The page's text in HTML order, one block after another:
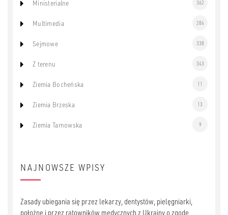
Ministerialne 362
Multimedia 284
Sejmowe 338
Z terenu 343
Ziemia Bocheńska 11
Ziemia Brzeska 13
Ziemia Tarnowska 9
NAJNOWSZE WPISY
Zasady ubiegania się przez lekarzy, dentystów, pielęgniarki,
położne i przez ratowników medycznych z Ukrainy o zgodę